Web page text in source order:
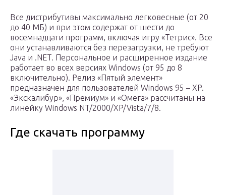
Все дистрибутивы максимально легковесные (от 20
до 40 МБ) и при этом содержат от шести до
восемнадцати программ, включая игру «Тетрис». Все
они устанавливаются без перезагрузки, не требуют
Java и .NET. Персональное и расширенное издание
работает во всех версиях Windows (от 95 до 8
включительно). Релиз «Пятый элемент»
предназначен для пользователей Windows 95 – XP.
«Экскалибур», «Премиум» и «Омега» рассчитаны на
линейку Windows NT/2000/XP/Vista/7/8.
Где скачать программу